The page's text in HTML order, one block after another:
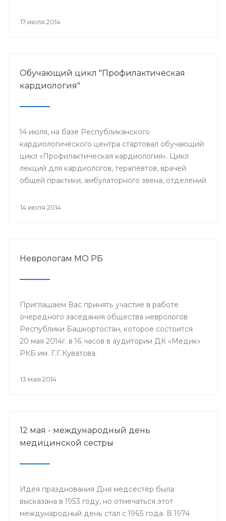
17 июля 2014
Обучающий цикл "Профилактическая
кардиология"
14 июля, на базе Республиканского
кардиологического центра стартовал обучающий
цикл «Профилактическая кардиология». Цикл
лекций для кардиологов, терапевтов, врачей
общей практики, амбулаторного звена, отделений
университетской клиники Лондона.
14 июля 2014
Неврологам МО РБ
Приглашаем Вас принять участие в работе
очередного заседания общества неврологов
Республики Башкортостан, которое состоится
20 мая 2014г. в 16 часов в аудитории ДК «Медик»
РКБ им. Г.Г.Куватова.
13 мая 2014
12 мая - международный день
медицинской сестры
Идея празднования Дня медсестёр была
высказана в 1953 году, но отмечаться этот
международный день стал с 1965 года. В 1974